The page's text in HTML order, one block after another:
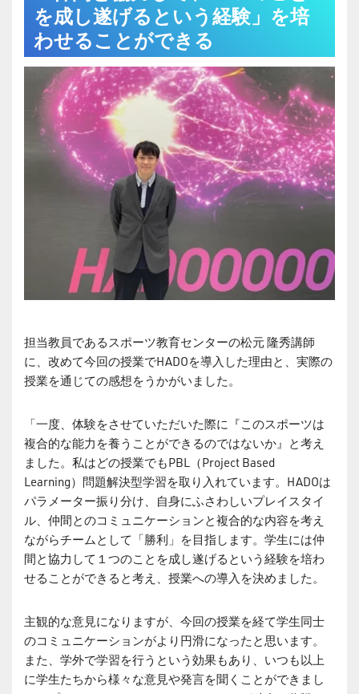
を成し遂げるという経験」を培
わせることができる
担当教員であるスポーツ教育センターの松元 隆秀講師
に、改めて今回の授業でHADOを導入した理由と、実際の
授業を通じての感想をうかがいました。
「一度、体験をさせていただいた際に『このスポーツは
複合的な能力を養うことができるのではないか』と考え
ました。私はどの授業でもPBL（Project Based
Learning）問題解決型学習を取り入れています。HADOは
パラメーター振り分け、自身にふさわしいプレイスタイ
ル、仲間とのコミュニケーションと複合的な内容を考え
ながらチームとして「勝利」を目指します。学生には仲
間と協力して１つのことを成し遂げるという経験を培わ
せることができると考え、授業への導入を決めました。
主観的な意見になりますが、今回の授業を経て学生同士
のコミュニケーションがより円滑になったと思います。
また、学外で学習を行うという効果もあり、いつも以上
に学生たちから様々な意見や発言を聞くことができまし